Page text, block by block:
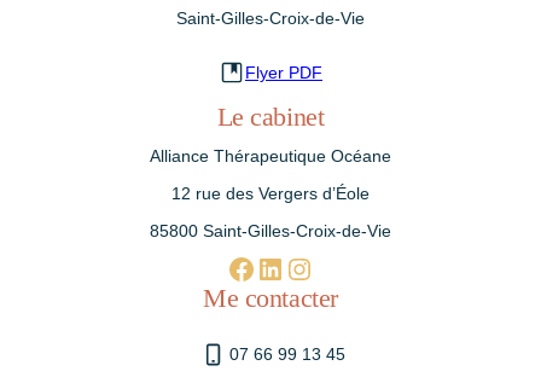
Saint-Gilles-Croix-de-Vie
Flyer PDF
Le cabinet
Alliance Thérapeutique Océane
12 rue des Vergers d’Éole
85800 Saint-Gilles-Croix-de-Vie
Facebook linkedin.com/in/matthieu-davière-75686b308 Instagram
Me contacter
07 66 99 13 45